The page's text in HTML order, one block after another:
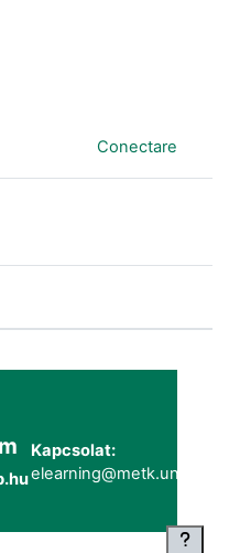
Conectare
Kapcsolat: